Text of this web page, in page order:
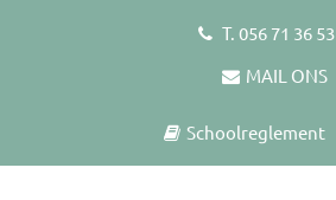
T. 056 71 36 53
MAIL ONS
Schoolreglement